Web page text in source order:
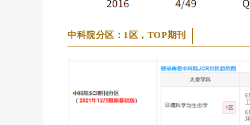
中科院分区：1区，TOP期刊